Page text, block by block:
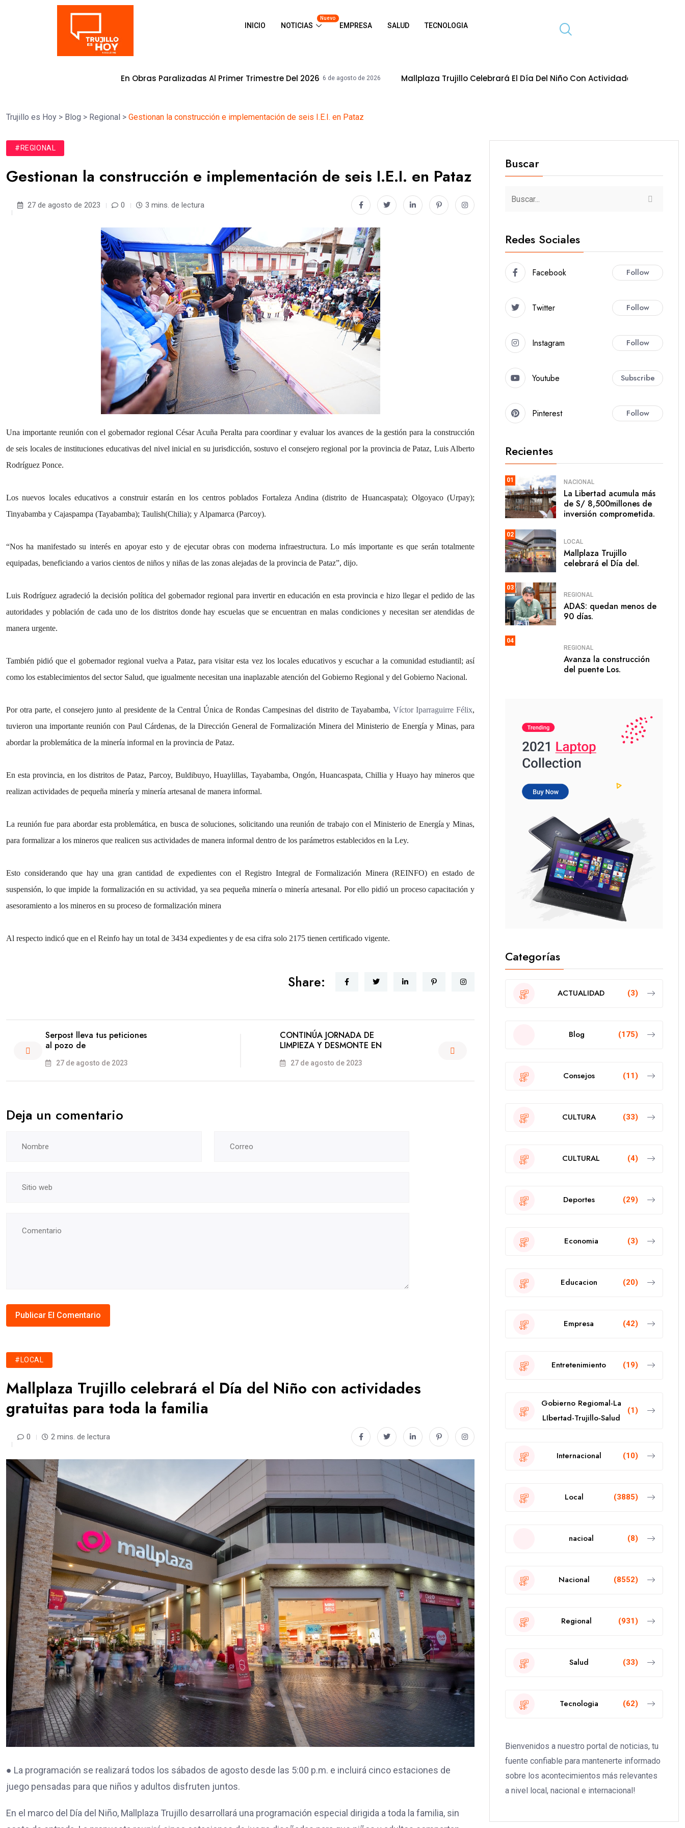
INICIO NOTICIAS
Nuevo
EMPRESA SALUD TECNOLOGIA
En Obras Paralizadas Al Primer Trimestre Del 2026 6 de agosto de 2026 Mallplaza Trujillo Celebrará El Día Del Niño Con Actividades Gratuitas Para Toda La Familia
Trujillo es Hoy > Blog > Regional > Gestionan la construcción e implementación de seis I.E.I. en Pataz
#REGIONAL
Gestionan la construcción e implementación de seis I.E.I. en Pataz
27 de agosto de 2023 0 3 mins. de lectura
Una importante reunión con el gobernador regional César Acuña Peralta para coordinar y evaluar los avances de la gestión para la construcción
de seis locales de instituciones educativas del nivel inicial en su jurisdicción, sostuvo el consejero regional por la provincia de Pataz, Luis Alberto
Rodríguez Ponce.
Los nuevos locales educativos a construir estarán en los centros poblados Fortaleza Andina (distrito de Huancaspata); Olgoyaco (Urpay);
Tinyabamba y Cajaspampa (Tayabamba); Taulish(Chilia); y Alpamarca (Parcoy).
“Nos ha manifestado su interés en apoyar esto y de ejecutar obras con moderna infraestructura. Lo más importante es que serán totalmente
equipadas, beneficiando a varios cientos de niños y niñas de las zonas alejadas de la provincia de Pataz”, dijo.
Luis Rodríguez agradeció la decisión política del gobernador regional para invertir en educación en esta provincia e hizo llegar el pedido de las
autoridades y población de cada uno de los distritos donde hay escuelas que se encuentran en malas condiciones y necesitan ser atendidas de
manera urgente.
También pidió que el gobernador regional vuelva a Pataz, para visitar esta vez los locales educativos y escuchar a la comunidad estudiantil; así
como los establecimientos del sector Salud, que igualmente necesitan una inaplazable atención del Gobierno Regional y del Gobierno Nacional.
Por otra parte, el consejero junto al presidente de la Central Única de Rondas Campesinas del distrito de Tayabamba, Víctor Iparraguirre Félix,
tuvieron una importante reunión con Paul Cárdenas, de la Dirección General de Formalización Minera del Ministerio de Energía y Minas, para
abordar la problemática de la minería informal en la provincia de Pataz.
En esta provincia, en los distritos de Pataz, Parcoy, Buldibuyo, Huaylillas, Tayabamba, Ongón, Huancaspata, Chillia y Huayo hay mineros que
realizan actividades de pequeña minería y minería artesanal de manera informal.
La reunión fue para abordar esta problemática, en busca de soluciones, solicitando una reunión de trabajo con el Ministerio de Energía y Minas,
para formalizar a los mineros que realicen sus actividades de manera informal dentro de los parámetros establecidos en la Ley.
Esto considerando que hay una gran cantidad de expedientes con el Registro Integral de Formalización Minera (REINFO) en estado de
suspensión, lo que impide la formalización en su actividad, ya sea pequeña minería o minería artesanal. Por ello pidió un proceso capacitación y
asesoramiento a los mineros en su proceso de formalización minera
Al respecto indicó que en el Reinfo hay un total de 3434 expedientes y de esa cifra solo 2175 tienen certificado vigente.
Share:
Serpost lleva tus peticiones
al pozo de
27 de agosto de 2023
CONTINÚA JORNADA DE
LIMPIEZA Y DESMONTE EN
27 de agosto de 2023
Deja un comentario
#LOCAL
Mallplaza Trujillo celebrará el Día del Niño con actividades
gratuitas para toda la familia
0 2 mins. de lectura
● La programación se realizará todos los sábados de agosto desde las 5:00 p.m. e incluirá cinco estaciones de
juego pensadas para que niños y adultos disfruten juntos.
En el marco del Día del Niño, Mallplaza Trujillo desarrollará una programación especial dirigida a toda la familia, sin
Buscar
Redes Sociales
Facebook Follow
Twitter Follow
Instagram Follow
Youtube Subscribe
Pinterest Follow
Recientes
01 NACIONAL
La Libertad acumula más
de S/ 8,500millones de
inversión comprometida.
02
LOCAL
Mallplaza Trujillo
celebrará el Día del.
03
REGIONAL
ADAS: quedan menos de
90 días.
04
REGIONAL
Avanza la construcción
del puente Los.
Categorías
ACTUALIDAD (3)
Blog (175)
Consejos (11)
CULTURA (33)
CULTURAL (4)
Deportes (29)
Economia (3)
Educacion (20)
Empresa (42)
Entretenimiento (19)
Gobierno Regiomal-La
LIbertad-Trujillo-Salud
(1)
Internacional (10)
Local (3885)
nacioal (8)
Nacional (8552)
Regional (931)
Salud (33)
Tecnologia (62)
Bienvenidos a nuestro portal de noticias, tu
fuente confiable para mantenerte informado
sobre los acontecimientos más relevantes
a nivel local, nacional e internacional!